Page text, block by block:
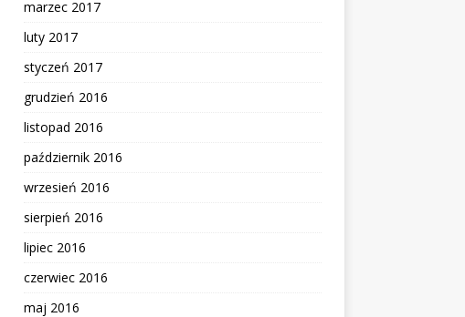
marzec 2017
luty 2017
styczeń 2017
grudzień 2016
listopad 2016
październik 2016
wrzesień 2016
sierpień 2016
lipiec 2016
czerwiec 2016
maj 2016